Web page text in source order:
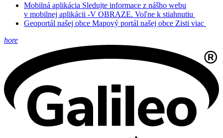
Mobilná aplikácia Sledujte informace z nášho webu
v mobilnej aplikácii -V OBRAZE. Voľne k stiahnutiu
Geoportál našej obce Mapový portál našej obce Zisti viac
hore